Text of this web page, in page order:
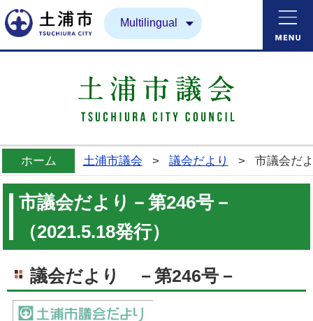
土浦市Multilingual
ホーム 土浦市議会 > 議会だより > 市議会だ
市議会だより－第246号－
（2021.5.18発行）
議会だより －第246号－